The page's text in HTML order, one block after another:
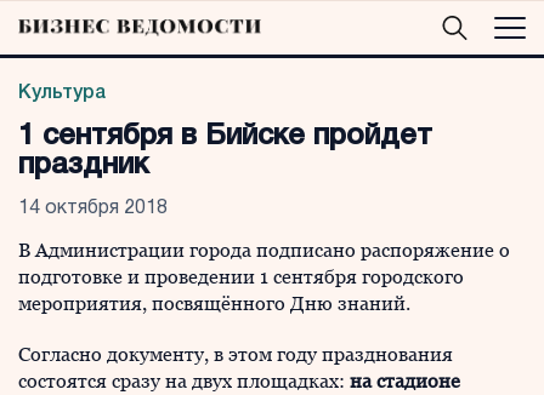
Культура
1 сентября в Бийске пройдет
праздник
14 октября 2018
В Администрации города подписано распоряжение о
подготовке и проведении 1 сентября городского
мероприятия, посвящённого Дню знаний.
Согласно документу, в этом году празднования
состоятся сразу на двух площадках: на стадионе